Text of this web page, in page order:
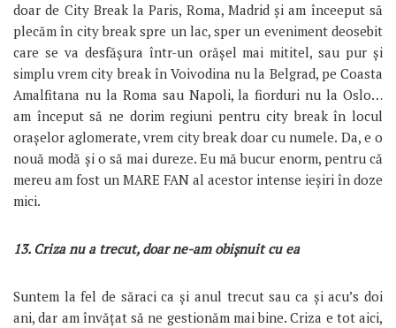
doar de City Break la Paris, Roma, Madrid și am înceeput să
plecăm în city break spre un lac, sper un eveniment deosebit
care se va desfășura într-un orășel mai mititel, sau pur și
simplu vrem city break în Voivodina nu la Belgrad, pe Coasta
Amalfitana nu la Roma sau Napoli, la fiorduri nu la Oslo…
am început să ne dorim regiuni pentru city break în locul
orașelor aglomerate, vrem city break doar cu numele. Da, e o
nouă modă și o să mai dureze. Eu mă bucur enorm, pentru că
mereu am fost un MARE FAN al acestor intense ieșiri în doze
mici.
13. Criza nu a trecut, doar ne-am obișnuit cu ea
Suntem la fel de săraci ca și anul trecut sau ca și acu’s doi
ani, dar am învățat să ne gestionăm mai bine. Criza e tot aici,